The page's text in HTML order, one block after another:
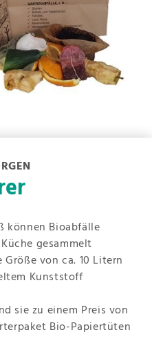
können Bioabfälle
gesammelt
von ca. 10 Litern
Kunststoff
sie zu einem Preis von
Bio-Papiertüten